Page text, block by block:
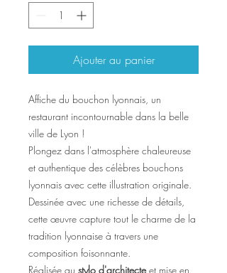
Ajouter au panier
Affiche du bouchon lyonnais, un
restaurant incontournable dans la belle
ville de Lyon !
Plongez dans l'atmosphère chaleureuse
et authentique des célèbres bouchons
lyonnais avec cette illustration originale.
Dessinée avec une richesse de détails,
cette œuvre capture tout le charme de la
tradition lyonnaise à travers une
composition foisonnante.
Réalisée au stylo d'architecteet mise en